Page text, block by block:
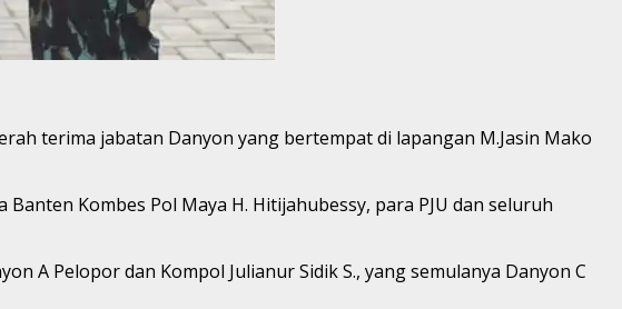
terima jabatan Danyon yang bertempat di lapangan M.Jasin Mako
Kombes Pol Maya H. Hitijahubessy, para PJU dan seluruh
A Pelopor dan Kompol Julianur Sidik S., yang semulanya Danyon C